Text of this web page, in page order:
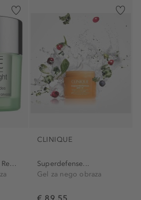
Superdefense Night Recovery...
CLINIQUE
Superdefense...
Gel za nego obraza